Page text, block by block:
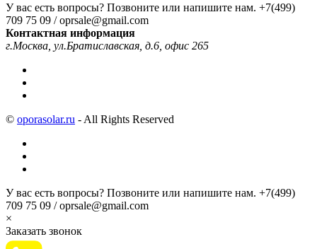
У вас есть вопросы? Позвоните или напишите нам. +7(499)
709 75 09 / oprsale@gmail.com
Контактная информация
г.Москва, ул.Братиславская, д.6, офис 265
© oporasolar.ru - All Rights Reserved
У вас есть вопросы? Позвоните или напишите нам. +7(499)
709 75 09 / oprsale@gmail.com
×
Заказать звонок